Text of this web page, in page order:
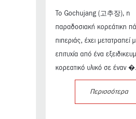
Το Gochujang (고추장), η
παραδοσιακή κορεάτικη
πιπεριάς, έχει μετατραπεί
επιτυχία από ένα
κορεατικό υλικό σε έναν
Περισσότερα